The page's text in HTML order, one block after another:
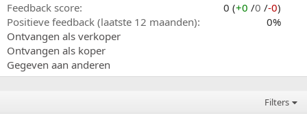
Feedback score
0 (+0 /0 /-0)
Positieve feedback (laatste 12 maanden)
0%
Ontvangen als verkoper
Ontvangen als koper
Gegeven aan anderen
Filters